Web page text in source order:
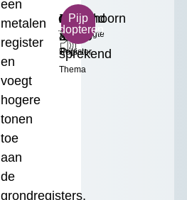
een
metalen
register
en
voegt
hogere
tonen
toe
aan
de
grondregisters,
c³
Toonhoogte
Zingend
&
sprekend
Thema
Gemshoorn
2'
Register
Klein
Formaat
€
17.50
Prijs
Pijp
adopteren